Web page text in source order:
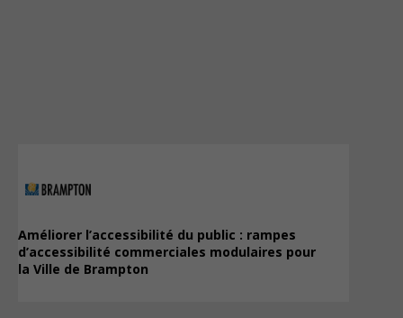
Améliorer l’accessibilité du public : rampes
d’accessibilité commerciales modulaires pour
la Ville de Brampton